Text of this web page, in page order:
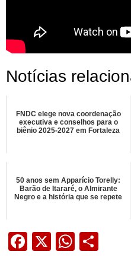
Notícias
FNDC elege nova coordenação
executiva e conselhos para o
biênio 2025-2027 em Fortaleza
50 anos sem Apparício Torelly:
Barão de Itararé, o Almirante
Negro e a história que se repete
Facebook
X